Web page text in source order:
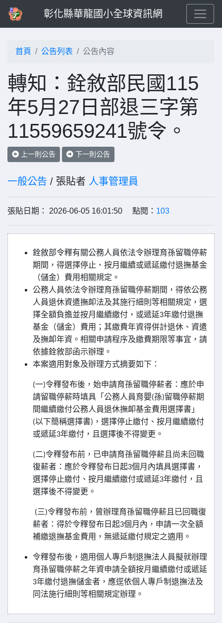
彰化縣華龍國小全球資訊網
首頁 公告列表 公告內容
轉知：銓敘部民國115
年5月27日部退三字第
11559659241號令。
上一則公告 下一則公告
一般公告 / 張貼者 人事管理員
張貼日期： 2026-06-05 16:01:50 點閱： 103
銓敘部令釋有關公務人員依法令辦理育孫留職停薪
期間，得選擇停止、按月繼續或遞延繳付退撫基金
（儲金）費用相關規定。
公務人員依法令辦理育孫留職停薪期間，得依公務
人員退休資遣撫卹法及其施行細則等相關規定，選
擇全額負擔並按月繼續繳付，或遞延3年繳付退撫
基金（儲金）費用；其繳費年資得併計退休、資遣
及撫卹年資。相關申請程序及繳費期限等事宜，請
依據銓敘部函示辦理。
本案適用對象及辦理方式摘要如下：
(一)令釋發布後，始申請育孫留職停薪者：應於申
請留職停薪時填具「公務人員育嬰(孫)留職停薪期
間繼續繳付公務人員退休撫卹基金費用選擇書」
(以下簡稱選擇書) ，選擇停止繳付、按月繼續繳付
或遞延3年繳付，且選擇後不得變更。
(二)令釋發布前，已申請育孫留職停薪且尚未回職
復薪者：應於令釋發布日起3個月內填具選擇書，
選擇停止繳付、按月繼續繳付或遞延3年繳付，且
選擇後不得變更。
(三)令釋發布前，曾辦理育孫留職停薪且已回職復
薪者：得於令釋發布日起3個月內，申請一次全額
補繳退撫基金費用，無遞延繳付規定之適用。
令釋發布後，適用個人專戶制退撫法人員擬就辦理
育孫留職停薪之年資申請全額按月繼續繳付或遞延
3年繳付退撫儲金者，應逕依個人專戶制退撫法及
同法施行細則等相關規定辦理。